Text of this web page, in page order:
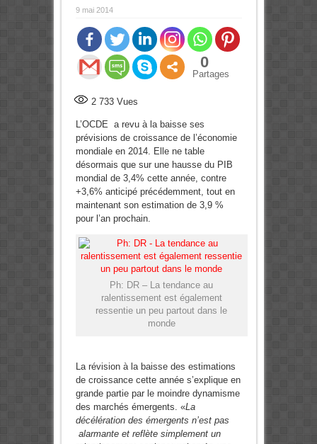
9 mai 2014
0
Partages
2 733Vues
L’OCDE a revu à la baisse ses
prévisions de croissance de l’économie
mondiale en 2014. Elle ne table
désormais que sur une hausse du PIB
mondial de 3,4% cette année, contre
+3,6% anticipé précédemment, tout en
maintenant son estimation de 3,9 %
pour l’an prochain.
Ph: DR – La tendance au
ralentissement est également
ressentie un peu partout dans le
monde
La révision à la baisse des estimations
de croissance cette année s’explique en
grande partie par le moindre dynamisme
des marchés émergents. «La
décélération des émergents n’est pas
alarmante et reflète simplement un